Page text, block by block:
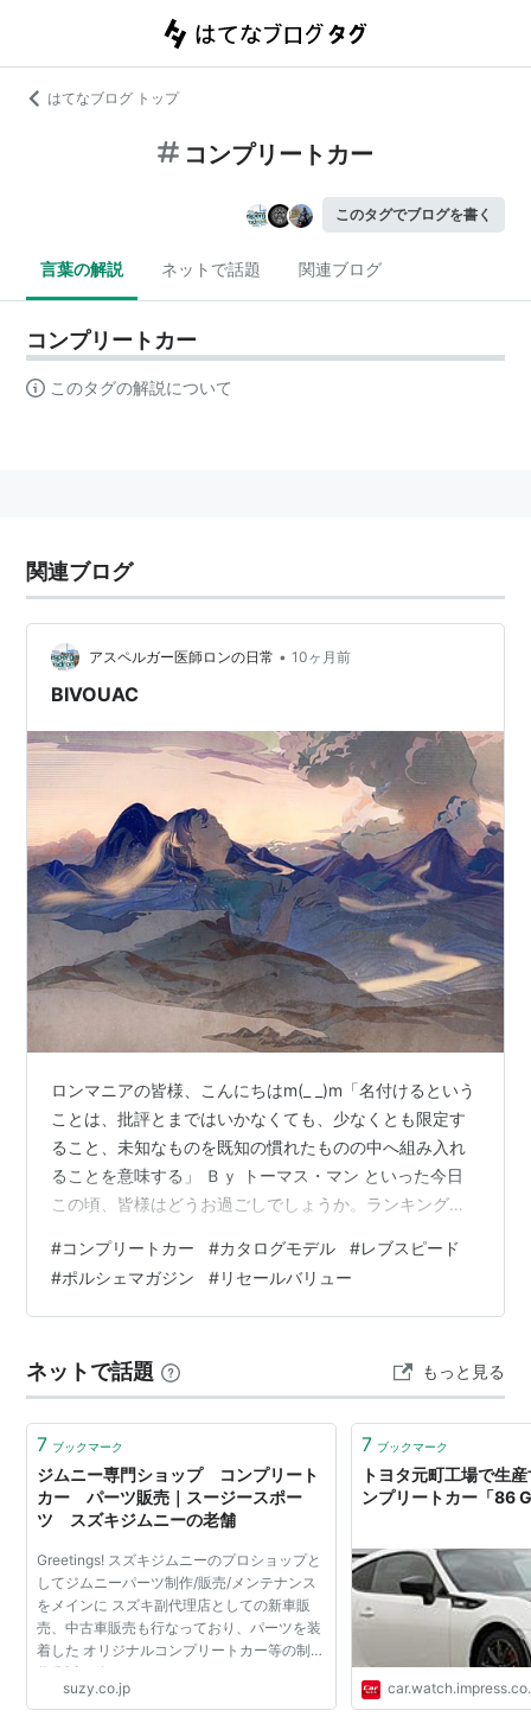
はてなブログ トップ
コンプリートカー
このタグでブログを書く
言葉の解説 ネットで話題 関連ブログ
コンプリートカー
このタグの解説について
関連ブログ
アスペルガー医師ロンの日常 • 10ヶ月前
BIVOUAC
ロンマニアの皆様、こんにちはm(_ _)m「名付けるという
ことは、批評とまではいかなくても、少なくとも限定す
ること、未知なものを既知の慣れたものの中へ組み入れ
ることを意味する」 Ｂｙ トーマス・マン といった今日
この頃、皆様はどうお過ごしでしょうか。ランキング参
ソレであるが、国産メーカーのコンプリートカーの何が
一番問題って「その殆どが台数限定発売」ってトコがで
ある。要するにブランド力で商売できなくてカタログモ
事で確実に利益を出すしかないのである。上手く行った
例って、ワタクシの知る限りNISM…
#コンプリートカー #カタログモデル #レブスピード
#ポルシェマガジン #リセールバリュー
ネットで話題 もっと見る
7 ブックマーク
ジムニー専門ショップ コンプリート
カー パーツ販売｜スージースポー
ツ スズキジムニーの老舗
Greetings! スズキジムニーのプロショップと
してジムニーパーツ制作/販売/メンテナンス
をメインに スズキ副代理店としての新車販
売、中古車販売も行なっており、パーツを装
着した オリジナルコンプリートカー等の制
作/販売も行なっております。 ジムニーはも
ちろん、4駆車、その他車輛のお客様も数多
suzy.co.jp
7 ブックマーク
トヨタ元町工場で生
ンプリートカー「86